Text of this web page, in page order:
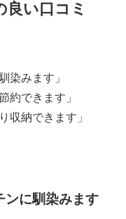
良い口コミ
染みます」
約できます」
収納できます」
ンに馴染みます